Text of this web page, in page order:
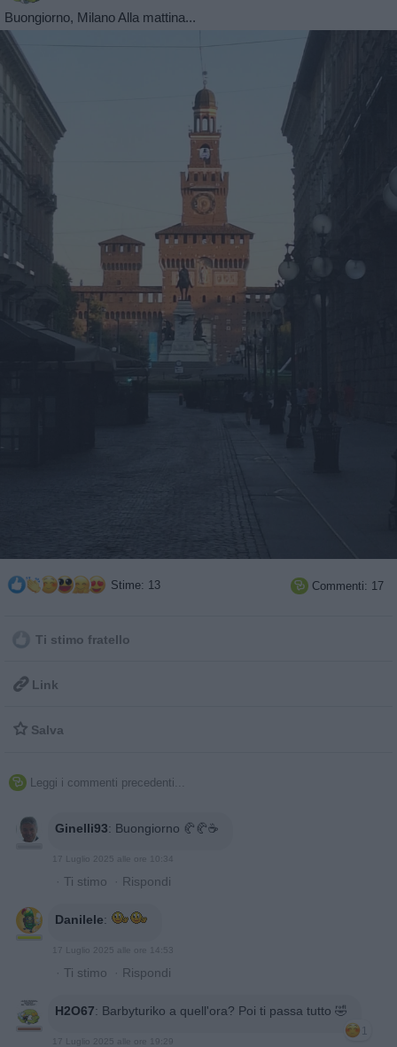
Buongiorno, Milano Alla mattina...
Stime: 13  Commenti: 17
Ti stimo fratello
 Link
 Salva
 Leggi i commenti precedenti...
Ginelli93: Buongiorno 🥐🥐☕️
17 Luglio 2025 alle ore 10:34
· Ti stimo · Rispondi
Danilele:
17 Luglio 2025 alle ore 14:53
· Ti stimo · Rispondi
H2O67: Barbyturiko a quell'ora? Poi ti passa tutto 🤣
1
17 Luglio 2025 alle ore 19:29